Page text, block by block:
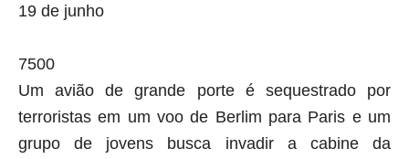
19 de junho
7500
Um avião de grande porte é sequestrado por
terroristas em um voo de Berlim para Paris e um
grupo de jovens busca invadir a cabine da